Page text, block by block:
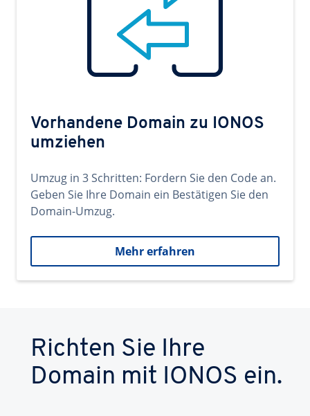
Vorhandene Domain zu IONOS
umziehen
Umzug in 3 Schritten: Fordern Sie den Code an.
Geben Sie Ihre Domain ein Bestätigen Sie den
Domain-Umzug.
Mehr erfahren
Richten Sie Ihre
Domain mit IONOS ein.